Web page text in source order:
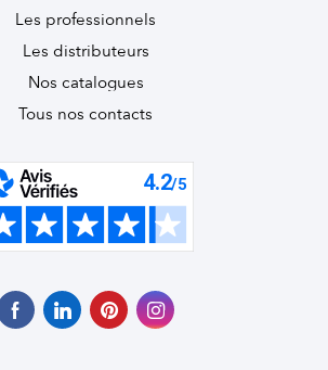
Les professionnels
Les distributeurs
Nos catalogues
Tous nos contacts